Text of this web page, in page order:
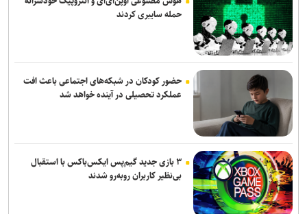
حمله سایبری کردند
حضور کودکان در شبکه‌های اجتماعی باعث افت
عملکرد تحصیلی در آینده خواهد شد
۳ بازی جدید گیم‌پس ایکس‌باکس با استقبال
بی‌نظیر کاربران روبه‌رو شدند